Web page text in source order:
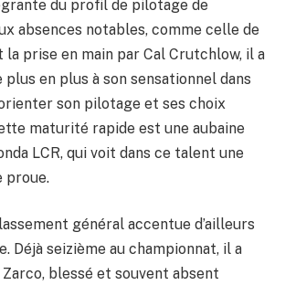
du profil de pilotage de
absences notables, comme celle de
la prise en main par Cal Crutchlow, il a
en plus à son sensationnel dans
son pilotage et ses choix
maturité rapide est une aubaine
LCR, qui voit dans ce talent une
proue.
général accentue d’ailleurs
Déjà seizième au championnat, il a
Zarco, blessé et souvent absent